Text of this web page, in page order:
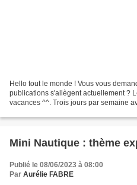
Hello tout le monde ! Vous vous
publications s'allègent actuellement ?
vacances ^^. Trois jours par semaine
Mini Nautique : thème
Publié le 08/06/2023 à 08:00
Par Aurélie FABRE